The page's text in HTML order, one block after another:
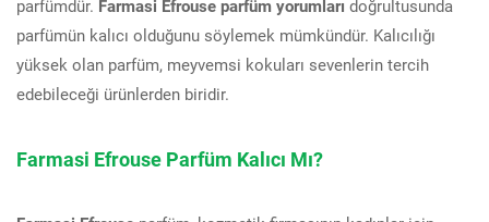
parfümdür. Farmasi Efrouse parfüm yorumları doğrultusunda
parfümün kalıcı olduğunu söylemek mümkündür. Kalıcılığı
yüksek olan parfüm, meyvemsi kokuları sevenlerin tercih
edebileceği ürünlerden biridir.
Farmasi Efrouse Parfüm Kalıcı Mı?